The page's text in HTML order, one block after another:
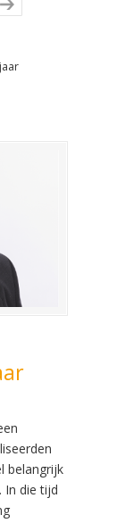
belangrijk
In die tijd